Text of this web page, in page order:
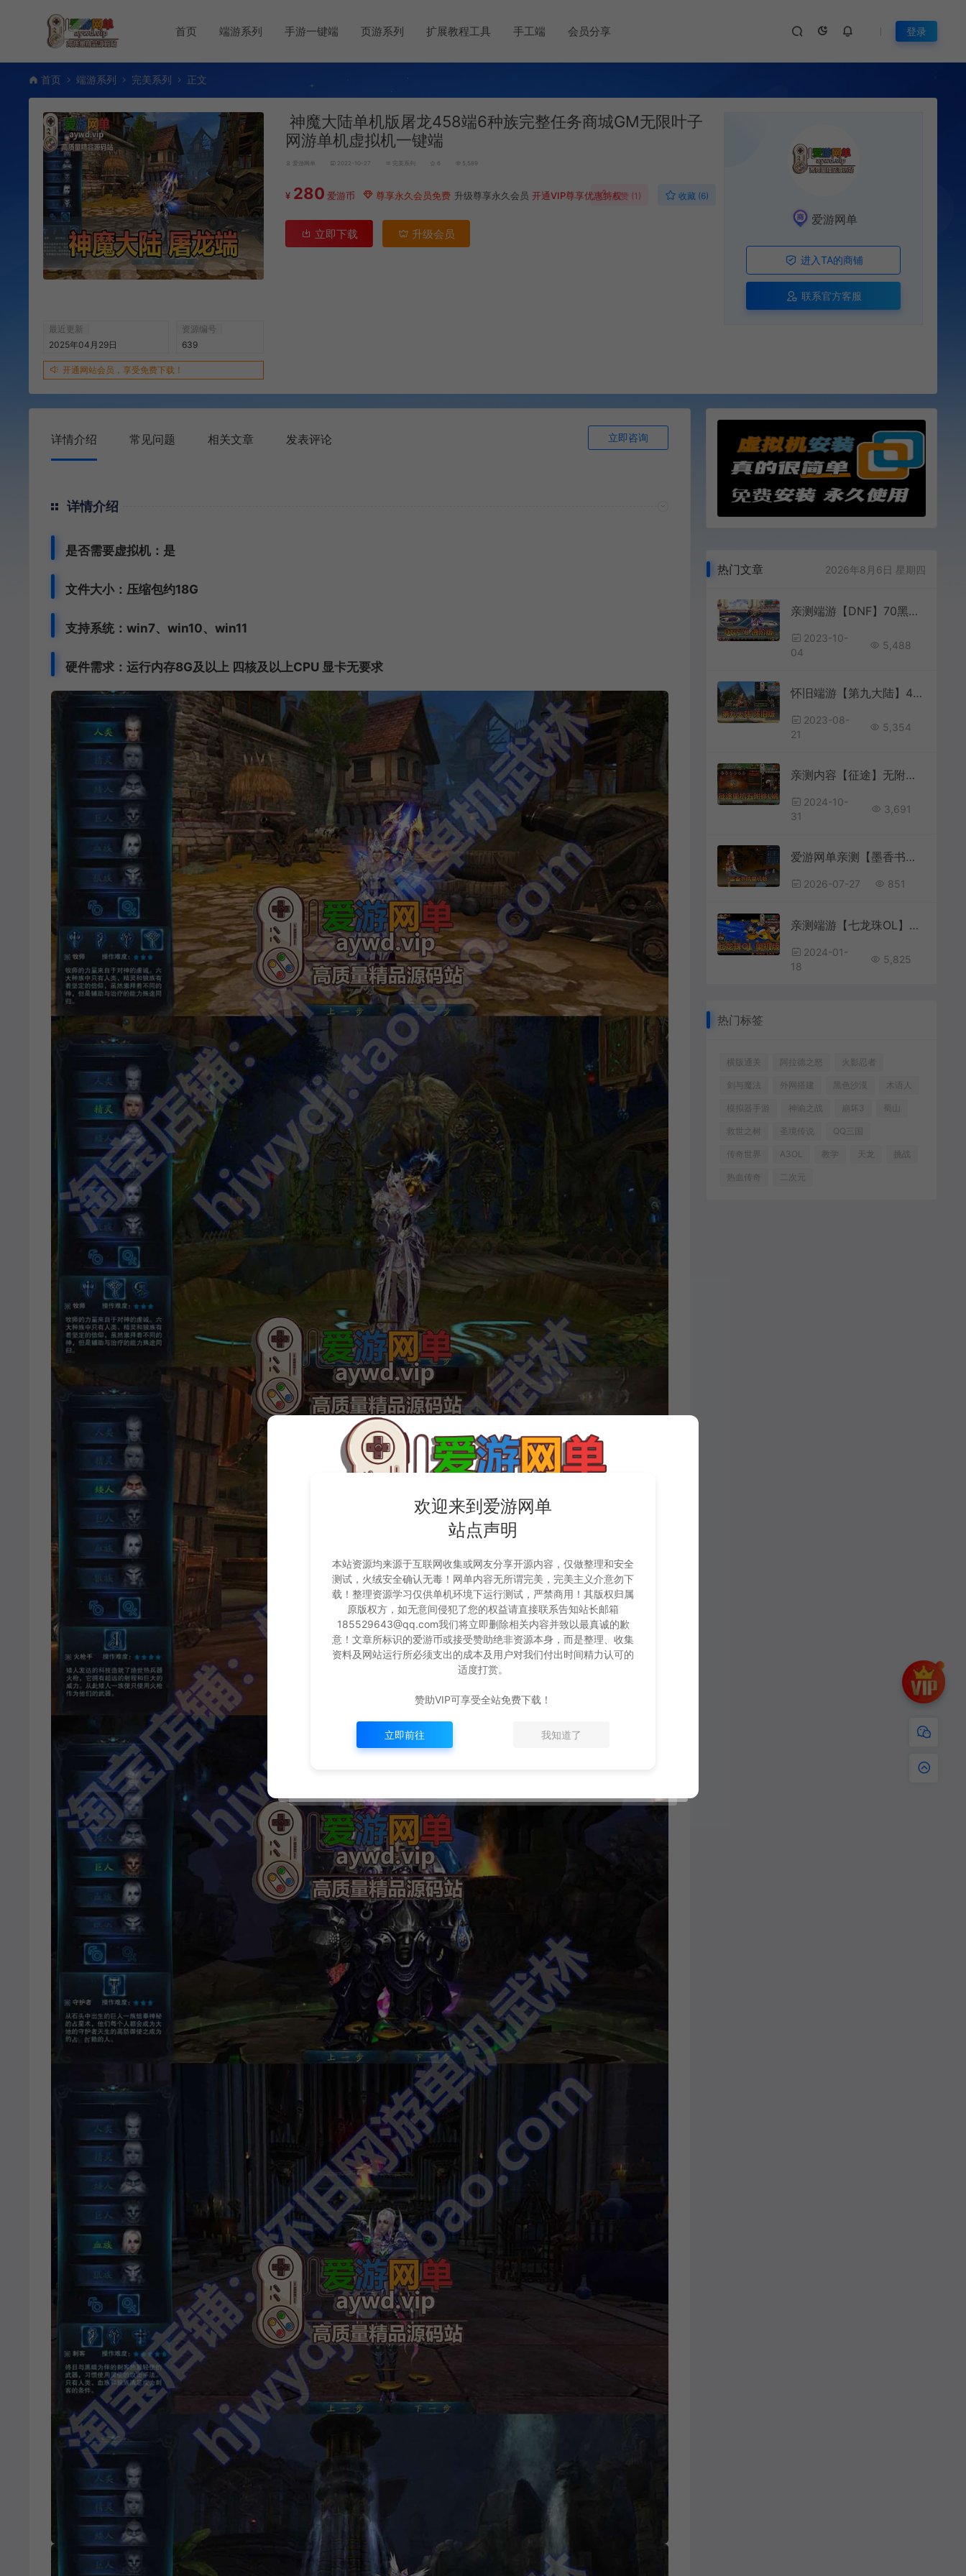
首页 端游系列 手游一键端 页游系列 扩展教程工具 手工端 会员分享 登录
首页 端游系列 完美系列 正文
最近更新
2025年04月29日
资源编号
639
开通网站会员，享受免费下载！
神魔大陆单机版屠龙458端6种族完整任务商城GM无限叶子
网游单机虚拟机一键端
爱游网单 2022-10-27 完美系列 6 5,589
¥ 280 爱游币 尊享永久会员免费 升级尊享永久会员 开通VIP尊享优惠特权点赞 (1 ) 收藏 (6)
立即下载 升级会员
爱游网单
进入TA的商铺
联系官方客服
详情介绍 常见问题 相关文章 发表评论 立即咨询
详情介绍
是否需要虚拟机：是
文件大小：压缩包约18G
支持系统：win7、win10、win11
硬件需求：运行内存8G及以上 四核及以上CPU 显卡无要求
热门文章 2026年8月6日 星期四
亲测端游【DNF】70黑金进阶版本完整主线任务剧情独立武器升级养成体系特色玩法系统视频安装教程GM后台
2023-10-
04
5,488
怀旧端游【第九大陆】4职业C9怀旧版内置GM命令完整物品代码任务剧情视频安装教程虚拟机一键端爱游网单整理
2023-08-
21
5,354
亲测内容【征途】无附件L端单机版怀旧网游单机虚拟机一键端亲测视频安装教学带GM
2024-10-
31
3,691
爱游网单亲测【墨香书院单机版】最新整理怀旧网游单机书院端 带内置GM可发物品元宝 虚拟机一键端 视频安装教学
2026-07-27 851
亲测端游【七龙珠OL】GM权限添加GM命令单机虚拟机一键端视频安装教学GM修改教学网游单机版
2024-01-
18
5,825
热门标签
横版通关 阿拉德之怒 火影忍者
剑与魔法 外网搭建 黑色沙漠 木语人
模拟器手游 神谕之战 崩坏3 蜀山
救世之树 圣境传说 QQ三国
传奇世界 A3OL 教学 天龙 挑战
热血传奇 二次元
欢迎来到爱游网单
站点声明
本站资源均来源于互联网收集或网友分享开源内容，仅做整理和安全
测试，火绒安全确认无毒！网单内容无所谓完美，完美主义介意勿下
载！整理资源学习仅供单机环境下运行测试，严禁商用！其版权归属
原版权方，如无意间侵犯了您的权益请直接联系告知站长邮箱
185529643@qq.com我们将立即删除相关内容并致以最真诚的歉
意！文章所标识的爱游币或接受赞助绝非资源本身，而是整理、收集
资料及网站运行所必须支出的成本及用户对我们付出时间精力认可的
适度打赏。
赞助VIP可享受全站免费下载！
立即前往 我知道了